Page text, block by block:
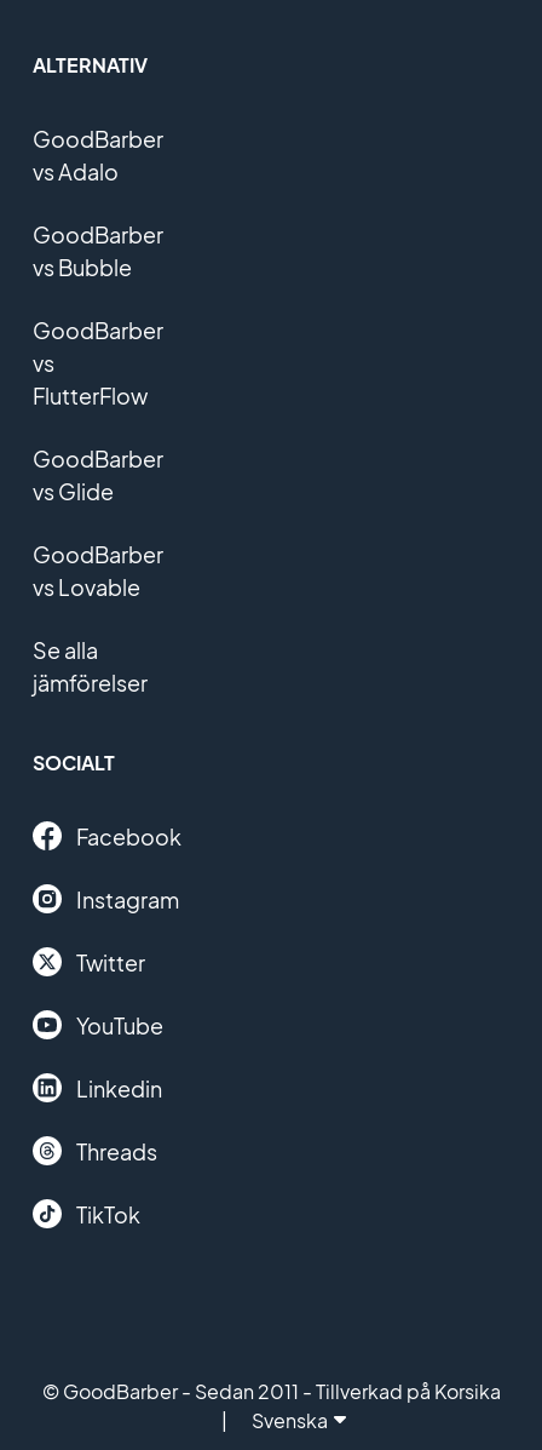
ALTERNATIV
GoodBarber
vs Adalo
GoodBarber
vs Bubble
GoodBarber
vs
FlutterFlow
GoodBarber
vs Glide
GoodBarber
vs Lovable
Se alla
jämförelser
SOCIALT
Facebook
Instagram
Twitter
YouTube
Linkedin
Threads
TikTok
© GoodBarber - Sedan 2011 - Tillverkad på Korsika
Svenska